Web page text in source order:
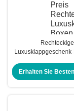
Rechteckige
Luxusklappgeschenk-
Erhalten Sie